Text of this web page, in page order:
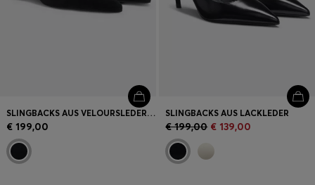
SLINGBACKS AUS VELOURSLEDER MIT PFENNIGABSATZ
€ 199,00
SLINGBACKS AUS LACKLEDER
€ 199,00 € 139,00